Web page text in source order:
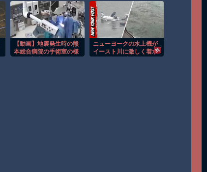
【動画】地震発生時の熊
本総合病院の手術室の様
ニューヨークの水上機が
イースト川に激しく着水